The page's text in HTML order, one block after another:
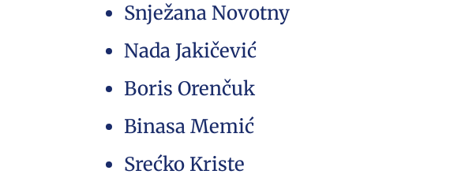
Snježana Novotny
Nada Jakičević
Boris Orenčuk
Binasa Memić
Srećko Kriste